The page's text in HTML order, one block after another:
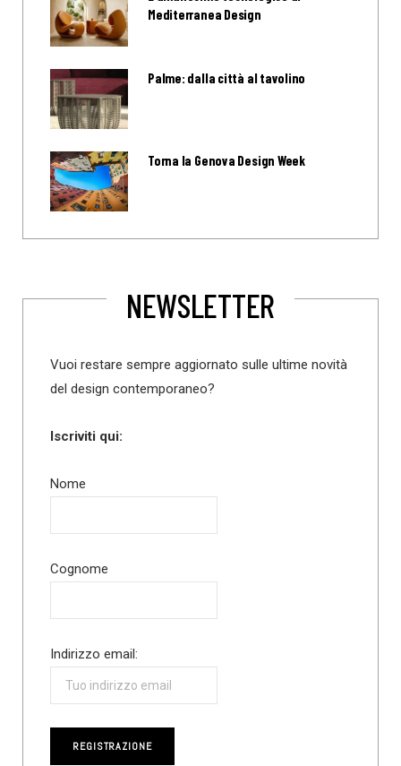
Mediterranea Design
Palme: dalla città al tavolino
Torna la Genova Design Week
NEWSLETTER
Vuoi restare sempre aggiornato sulle ultime novità
del design contemporaneo?
Iscriviti qui:
Nome
Cognome
Indirizzo email: